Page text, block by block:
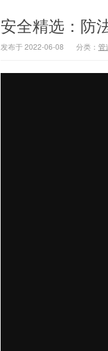
安全精选：防
发布于 2022-06-08 分类： 管